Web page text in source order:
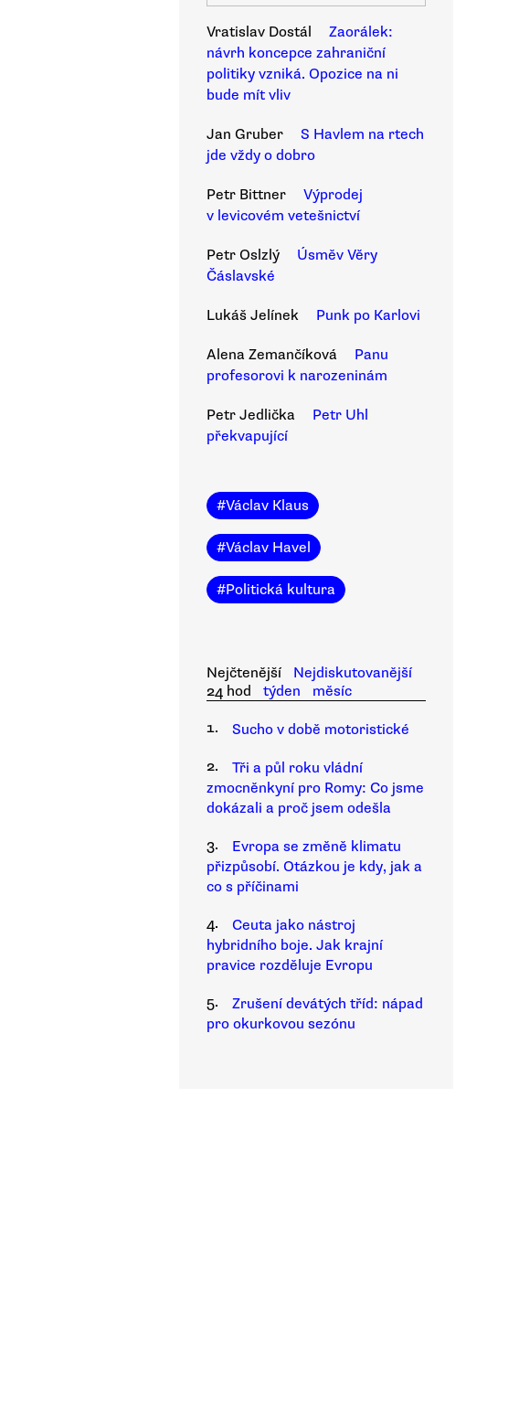
Vratislav Dostál
Zaorálek:
návrh koncepce zahraniční
politiky vzniká. Opozice na ni
bude mít vliv
Jan Gruber
S Havlem na rtech
jde vždy o dobro
Petr Bittner
Výprodej
v levicovém vetešnictví
Petr Oslzlý
Úsměv Věry
Čáslavské
Lukáš Jelínek Punk po Karlovi
Alena Zemančíková
Panu
profesorovi k narozeninám
Petr Jedlička
Petr Uhl
překvapující
#Václav Klaus
#Václav Havel
#Politická kultura
Nejčtenější
Nejdiskutovanější
24 hod
týden
měsíc
1.
Sucho v době motoristické
2.
Tři a půl roku vládní
zmocněnkyní pro Romy: Co jsme
dokázali a proč jsem odešla
3.
Evropa se změně klimatu
přizpůsobí. Otázkou je kdy, jak a
co s příčinami
4.
Ceuta jako nástroj
hybridního boje. Jak krajní
pravice rozděluje Evropu
5.
Zrušení devátých tříd: nápad
pro okurkovou sezónu